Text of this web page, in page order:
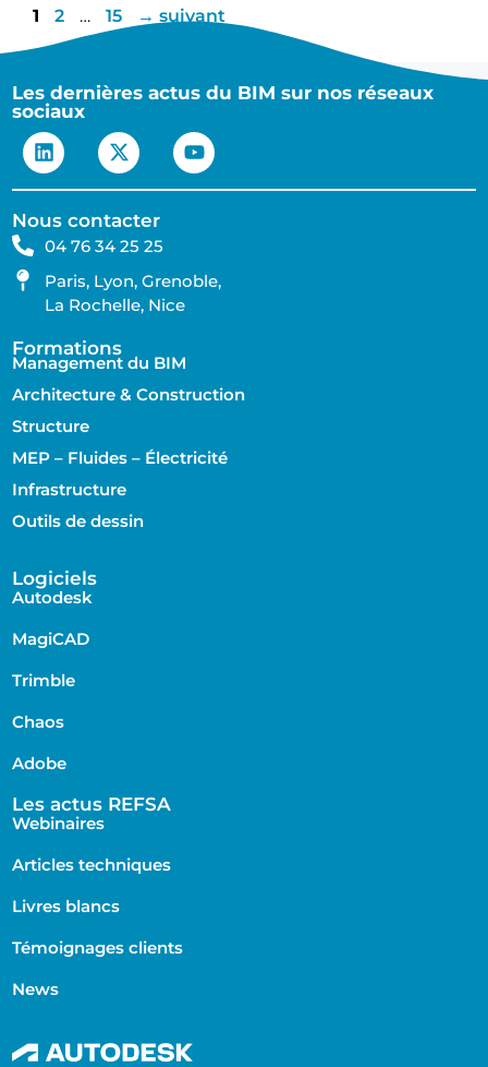
1 2 … 15 → suivant
Les dernières actus du BIM sur nos réseaux
sociaux
Nous contacter
04 76 34 25 25
Paris, Lyon, Grenoble,
La Rochelle, Nice
Formations
Management du BIM
Architecture & Construction
Structure
MEP – Fluides – Électricité
Infrastructure
Outils de dessin
Logiciels
Autodesk
MagiCAD
Trimble
Chaos
Adobe
Les actus REFSA
Webinaires
Articles techniques
Livres blancs
Témoignages clients
News